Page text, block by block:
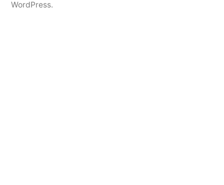
WordPress.